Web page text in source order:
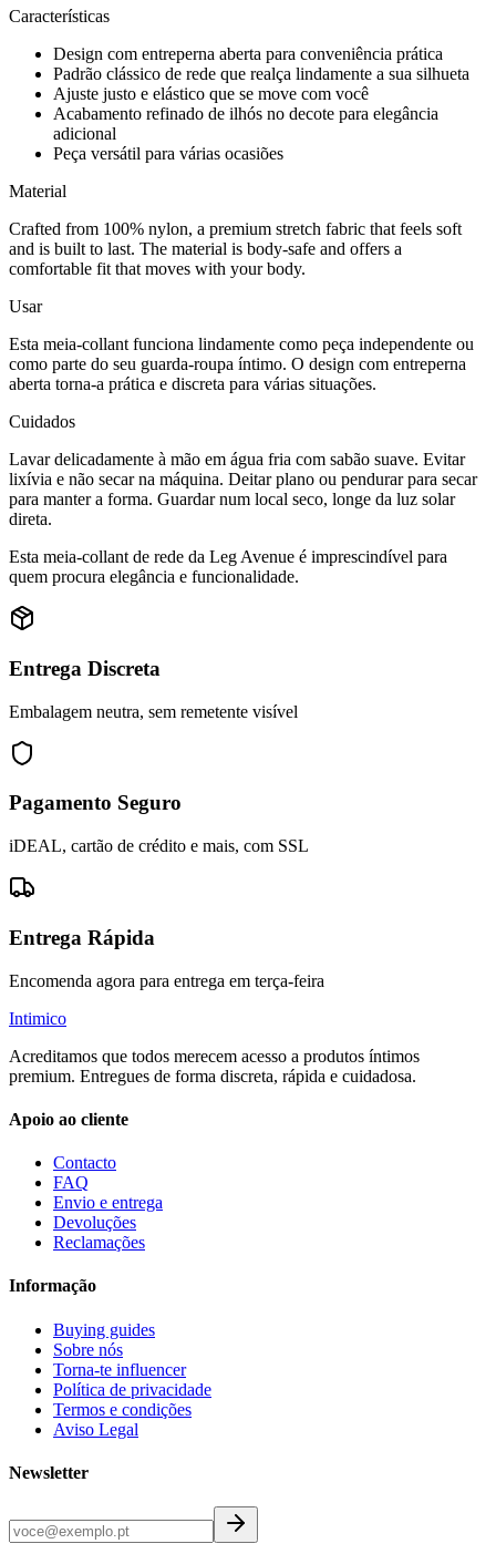
Características
Design com entreperna aberta para conveniência prática
Padrão clássico de rede que realça lindamente a sua silhueta
Ajuste justo e elástico que se move com você
Acabamento refinado de ilhós no decote para elegância
adicional
Peça versátil para várias ocasiões
Material
Crafted from 100% nylon, a premium stretch fabric that feels soft
and is built to last. The material is body-safe and offers a
comfortable fit that moves with your body.
Usar
Esta meia-collant funciona lindamente como peça independente ou
como parte do seu guarda-roupa íntimo. O design com entreperna
aberta torna-a prática e discreta para várias situações.
Cuidados
Lavar delicadamente à mão em água fria com sabão suave. Evitar
lixívia e não secar na máquina. Deitar plano ou pendurar para secar
para manter a forma. Guardar num local seco, longe da luz solar
direta.
Esta meia-collant de rede da Leg Avenue é imprescindível para
quem procura elegância e funcionalidade.
Entrega Discreta
Embalagem neutra, sem remetente visível
Pagamento Seguro
iDEAL, cartão de crédito e mais, com SSL
Entrega Rápida
Encomenda agora para entrega em terça-feira
Intimico
Acreditamos que todos merecem acesso a produtos íntimos
premium. Entregues de forma discreta, rápida e cuidadosa.
Apoio ao cliente
Contacto
FAQ
Envio e entrega
Devoluções
Reclamações
Informação
Buying guides
Sobre nós
Torna-te influencer
Política de privacidade
Termos e condições
Aviso Legal
Newsletter